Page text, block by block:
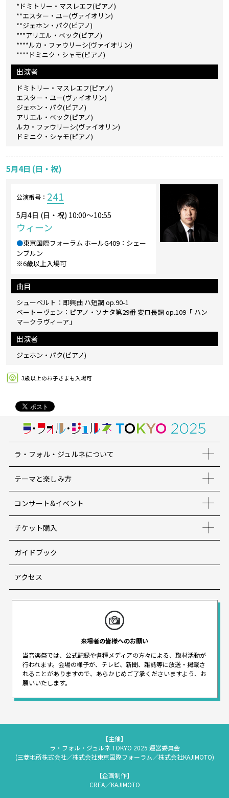
*ドミトリー・マスレエフ(ピアノ)
**エスター・ユー(ヴァイオリン)
**ジェホン・パク(ピアノ)
***アリエル・ベック(ピアノ)
****ルカ・ファウリーシ(ヴァイオリン)
****ドミニク・シャモ(ピアノ)
出演者
ドミトリー・マスレエフ(ピアノ)
エスター・ユー(ヴァイオリン)
ジェホン・パク(ピアノ)
アリエル・ベック(ピアノ)
ルカ・ファウリーシ(ヴァイオリン)
ドミニク・シャモ(ピアノ)
5月4日 (日・祝)
公演番号： 241
5月4日 (日・祝) 10:00～10:55
ウィーン
●東京国際フォーラム ホールG409：シェー
ンブルン
※6歳以上入場可
曲目
シューベルト：即興曲 ハ短調 op.90-1
ベートーヴェン：ピアノ・ソナタ第29番 変ロ長調 op.109「 ハン
マークラヴィーア」
出演者
ジェホン・パク(ピアノ)
3歳以上のお子さまも入場可
ラ・フォル・ジュルネについて
テーマと楽しみ方
コンサート&イベント
チケット購入
ガイドブック
アクセス
来場者の皆様へのお願い
当音楽祭では、公式記録や各種メディアの方々による、取材活動が
行われます。 会場の様子が、テレビ、新聞、雑誌等に放送・掲載さ
れることがありますので、 あらかじめご了承くださいますよう、お
願いいたします。
【主催】
ラ・フォル・ジュルネ TOKYO 2025 運営委員会
(三菱地所株式会社／株式会社東京国際フォーラム／株式会社KAJIMOTO)
【企画制作】
CREA／KAJIMOTO